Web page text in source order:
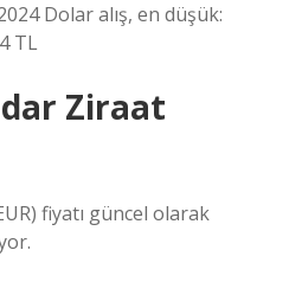
Dolar alış, en düşük:
TL
Ziraat
fiyatı güncel olarak